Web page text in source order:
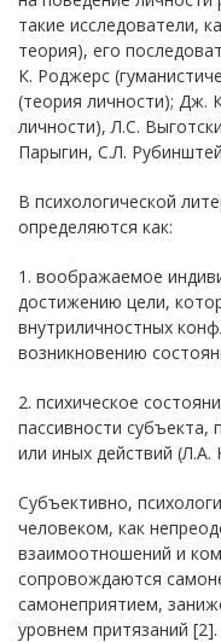
такие исследователи,
теория), его
К. Роджерс
(теория личности); Дж.
личности), Л.С.
Парыгин, С.Л.
В психологической
определяются как:
1. воображаемое
достижению цели,
внутриличностных
возникновению
2. психическое
пассивности
или иных действий (Л.А.
Субъективно,
человеком, как
взаимоотношений и
сопровождаются
самонеприятием,
уровнем притязаний [2].